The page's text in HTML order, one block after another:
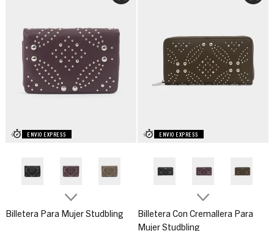
ENVIO EXPRESS
Billetera Para Mujer Studbling
ENVIO EXPRESS
Billetera Con Cremallera Para
Mujer Studbling